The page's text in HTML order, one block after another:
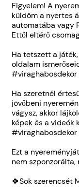
Figyelem! A
küldöm a nyertes
automatába vagy
Ettől eltérő
Ha tetszett a
oldalam
Ha szeretnél
jövőbeni
vágysz, akkor
képek és a videók
Ezt a
nem
🍀Sok szerencsét